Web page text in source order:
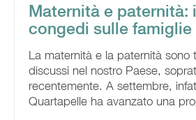
Maternità e paternità:
congedi sulle famiglie
La maternità e la paternità sono
discussi nel nostro Paese,
recentemente. A settembre,
Quartapelle ha avanzato una